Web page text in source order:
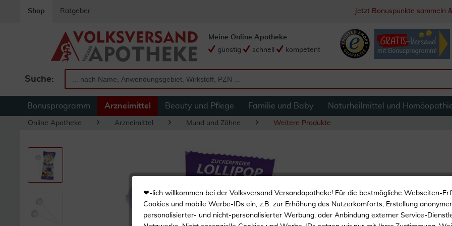
Shop Ratgeber Jetzt Bonuspunkte sammeln
Suche:
Meine Online Apotheke
günstig
schnell kompetent
Bonusprogramm Arzneimittel Beauty und Pflege Familie und Baby Naturheilmittel und
Online Apotheke Arzneimittel Mund und Zähne Weitere Produkte
Miradent Xylipop
❤-lich willkommen bei der Volksversand Versandapotheke! Für die bestmögliche Webseiten-
Cookies und mobile Werbe-IDs ein, z.B. zur Erhöhung des Nutzerkomforts, Erstellung
personalisierter- und nicht-personalisierter Werbung, oder Anbindung externer Service-